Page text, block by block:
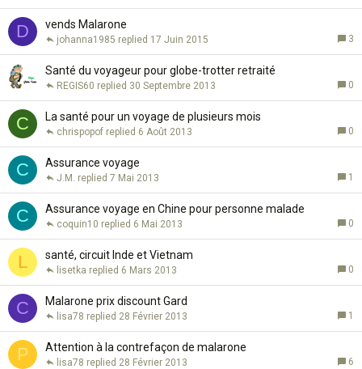
D vends Malarone
3
17 Juin 2015
johanna1985
Santé du voyageur pour globe-trotter retraité
0
30 Septembre 2013
REGIS60
C La santé pour un voyage de plusieurs mois
0
6 Août 2013
chrispopof
C Assurance voyage
1
7 Mai 2013
J.M.
C Assurance voyage en Chine pour personne malade
0
6 Mai 2013
coquin10
L santé, circuit Inde et Vietnam
0
6 Mars 2013
lisetka
C Malarone prix discount Gard
1
28 Février 2013
lisa78
P Attention à la contrefaçon de malarone
6
28 Février 2013
lisa78